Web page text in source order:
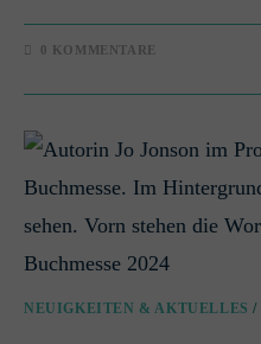
0 KOMMENTARE
NEUIGKEITEN & AKTUELLES /